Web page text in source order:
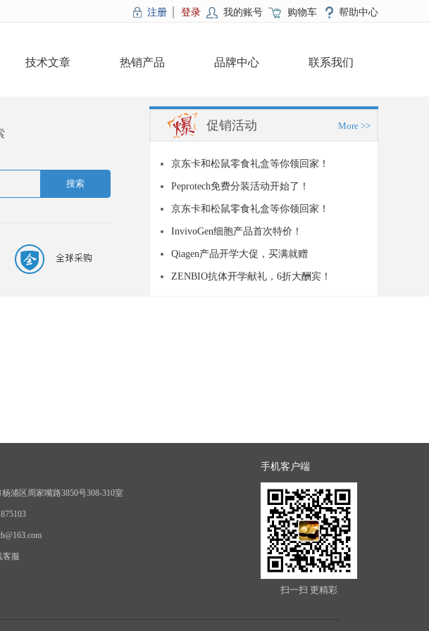
注册 登录 我的账号 购物车 帮助中心
技术文章 热销产品 品牌中心 联系我们
促销活动 More >>
京东卡和松鼠零食礼盒等你领回家！
Peprotech免费分装活动开始了！
京东卡和松鼠零食礼盒等你领回家！
InvivoGen细胞产品首次特价！
Qiagen产品开学大促，买满就赠
ZENBIO抗体开学献礼，6折大酬宾！
浦区周家嘴路3850号308-310室
手机客户端
扫一扫 更精彩